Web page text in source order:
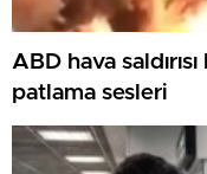
ABD hava
patlama sesleri